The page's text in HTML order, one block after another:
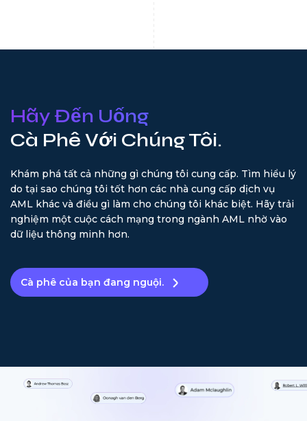
Hãy Đến Uống
Cà Phê Với Chúng Tôi.
Khám phá tất cả những gì chúng tôi cung cấp. Tìm hiểu lý
do tại sao chúng tôi tốt hơn các nhà cung cấp dịch vụ
AML khác và điều gì làm cho chúng tôi khác biệt. Hãy trải
nghiệm một cuộc cách mạng trong ngành AML nhờ vào
dữ liệu thông minh hơn.
Cà phê của bạn đang nguội.